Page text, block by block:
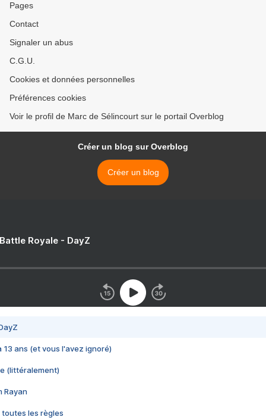
Pages
Contact
Signaler un abus
C.G.U.
Cookies et données personnelles
Préférences cookies
Voir le profil de Marc de Sélincourt sur le portail Overblog
Créer un blog sur Overblog
Créer un blog
Royale - DayZ
13 ans (et vous l'avez ignoré)
(littéralement)
Rayan
toutes les règles